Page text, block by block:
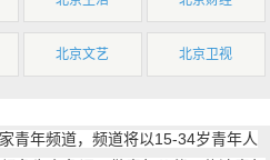
北京文艺 北京卫视
青年频道，频道将以15-34岁青年人